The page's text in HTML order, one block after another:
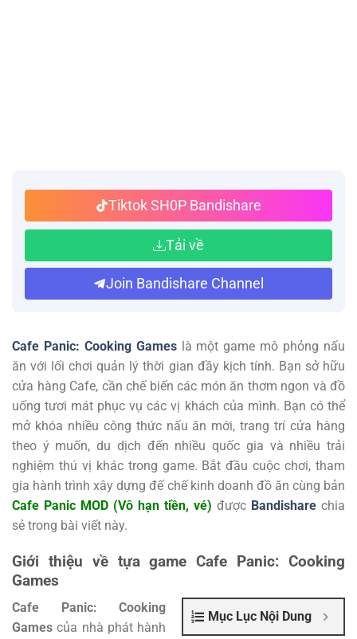
Tiktok SH0P Bandishare
Tải về
Join Bandishare Channel
Cafe Panic: Cooking Gameslà một game mô phỏng nấu
ăn với lối chơi quản lý thời gian đầy kịch tính. Bạn sở hữu
cửa hàng Cafe, cần chế biến các món ăn thơm ngon và đồ
uống tươi mát phục vụ các vị khách của mình. Bạn có thể
mở khóa nhiều công thức nấu ăn mới, trang trí cửa hàng
theo ý muốn, du dịch đến nhiều quốc gia và nhiều trải
nghiệm thú vị khác trong game. Bắt đầu cuộc chơi, tham
gia hành trình xây dựng đế chế kinh doanh đồ ăn cùng bản
Cafe Panic MOD (Vô hạn tiền, vé) được Bandishare chia
sẻ trong bài viết này.
Giới thiệu về tựa game Cafe Panic: Cooking
Games
Mục Lục Nội Dung
Cafe Panic: Cooking
Games của nhà phát hành